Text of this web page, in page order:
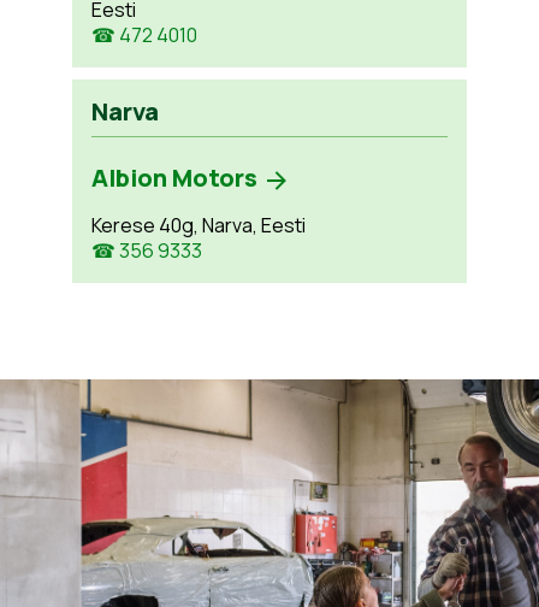
Eesti
☎ 472 4010
Narva
Albion Motors
Kerese 40g, Narva, Eesti
☎ 356 9333